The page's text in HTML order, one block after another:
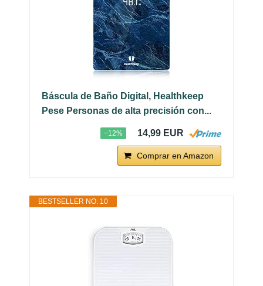
Báscula de Baño Digital, Healthkeep
Pese Personas de alta precisión con...
−12% 14,99 EUR
Comprar en Amazon
BESTSELLER NO. 10